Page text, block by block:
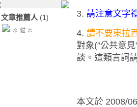
文章推薦人 (1)
✽ 貓 ✽
3. 請注意文字
4. 請不要東拉
對象("公共意
談。這類言詞
本文於 2008/